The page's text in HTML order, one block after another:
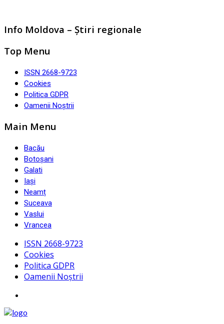
Info Moldova – Știri regionale
Top Menu
ISSN 2668-9723
Cookies
Politica GDPR
Oamenii Noștrii
Main Menu
Bacău
Botoșani
Galati
Iași
Neamț
Suceava
Vaslui
Vrancea
ISSN 2668-9723
Cookies
Politica GDPR
Oamenii Noștrii